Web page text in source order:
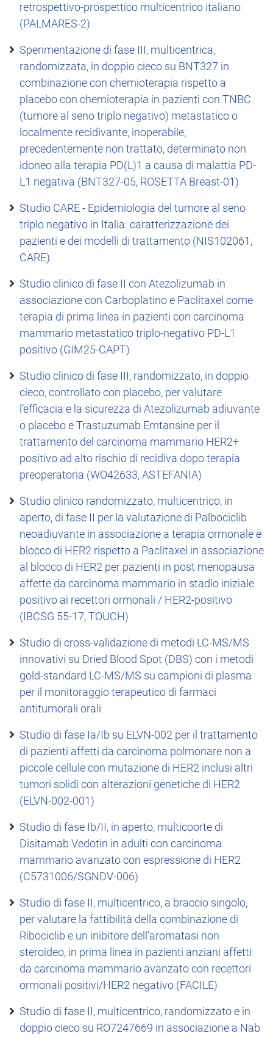
retrospettivo-prospettico multicentrico italiano
(PALMARES-2)
Sperimentazione di fase III, multicentrica,
randomizzata, in doppio cieco su BNT327 in
combinazione con chemioterapia rispetto a
placebo con chemioterapia in pazienti con TNBC
(tumore al seno triplo negativo) metastatico o
localmente recidivante, inoperabile,
precedentemente non trattato, determinato non
idoneo alla terapia PD(L)1 a causa di malattia PD-
L1 negativa (BNT327-05, ROSETTA Breast-01)
Studio CARE - Epidemiologia del tumore al seno
triplo negativo in Italia: caratterizzazione dei
pazienti e dei modelli di trattamento (NIS102061,
CARE)
Studio clinico di fase II con Atezolizumab in
associazione con Carboplatino e Paclitaxel come
terapia di prima linea in pazienti con carcinoma
mammario metastatico triplo-negativo PD-L1
positivo (GIM25-CAPT)
Studio clinico di fase III, randomizzato, in doppio
cieco, controllato con placebo, per valutare
l’efficacia e la sicurezza di Atezolizumab adiuvante
o placebo e Trastuzumab Emtansine per il
trattamento del carcinoma mammario HER2+
positivo ad alto rischio di recidiva dopo terapia
preoperatoria (WO42633, ASTEFANIA)
Studio clinico randomizzato, multicentrico, in
aperto, di fase II per la valutazione di Palbociclib
neoadiuvante in associazione a terapia ormonale e
blocco di HER2 rispetto a Paclitaxel in associazione
al blocco di HER2 per pazienti in post menopausa
affette da carcinoma mammario in stadio iniziale
positivo ai recettori ormonali / HER2-positivo
(IBCSG 55-17, TOUCH)
Studio di cross-validazione di metodi LC-MS/MS
innovativi su Dried Blood Spot (DBS) con i metodi
gold-standard LC-MS/MS su campioni di plasma
per il monitoraggio terapeutico di farmaci
antitumorali orali
Studio di fase Ia/Ib su ELVN-002 per il trattamento
di pazienti affetti da carcinoma polmonare non a
piccole cellule con mutazione di HER2 inclusi altri
tumori solidi con alterazioni genetiche di HER2
(ELVN-002-001)
Studio di fase Ib/II, in aperto, multicoorte di
Disitamab Vedotin in adulti con carcinoma
mammario avanzato con espressione di HER2
(C5731006/SGNDV-006)
Studio di fase II, multicentrico, a braccio singolo,
per valutare la fattibilità della combinazione di
Ribociclib e un inibitore dell’aromatasi non
steroideo, in prima linea in pazienti anziani affetti
da carcinoma mammario avanzato con recettori
ormonali positivi/HER2 negativo (FACILE)
Studio di fase II, multicentrico, randomizzato e in
doppio cieco su RO7247669 in associazione a Nab